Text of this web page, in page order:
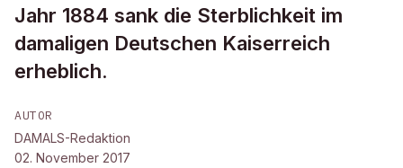
Jahr 1884 sank die Sterblichkeit im
damaligen Deutschen Kaiserreich
erheblich.
AUTOR
DAMALS-Redaktion
02. November 2017